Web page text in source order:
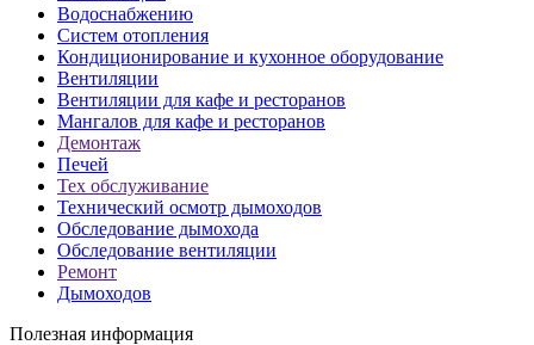
Водоснабжению
Систем отопления
Кондиционирование и кухонное оборудование
Вентиляции
Вентиляции для кафе и ресторанов
Мангалов для кафе и ресторанов
Демонтаж
Печей
Тех обслуживание
Технический осмотр дымоходов
Обследование дымохода
Обследование вентиляции
Ремонт
Дымоходов
Полезная информация